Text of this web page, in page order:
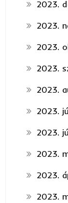
2023.
2023.
2023.
2023.
2023.
2023.
2023.
2023.
2023.
2023.